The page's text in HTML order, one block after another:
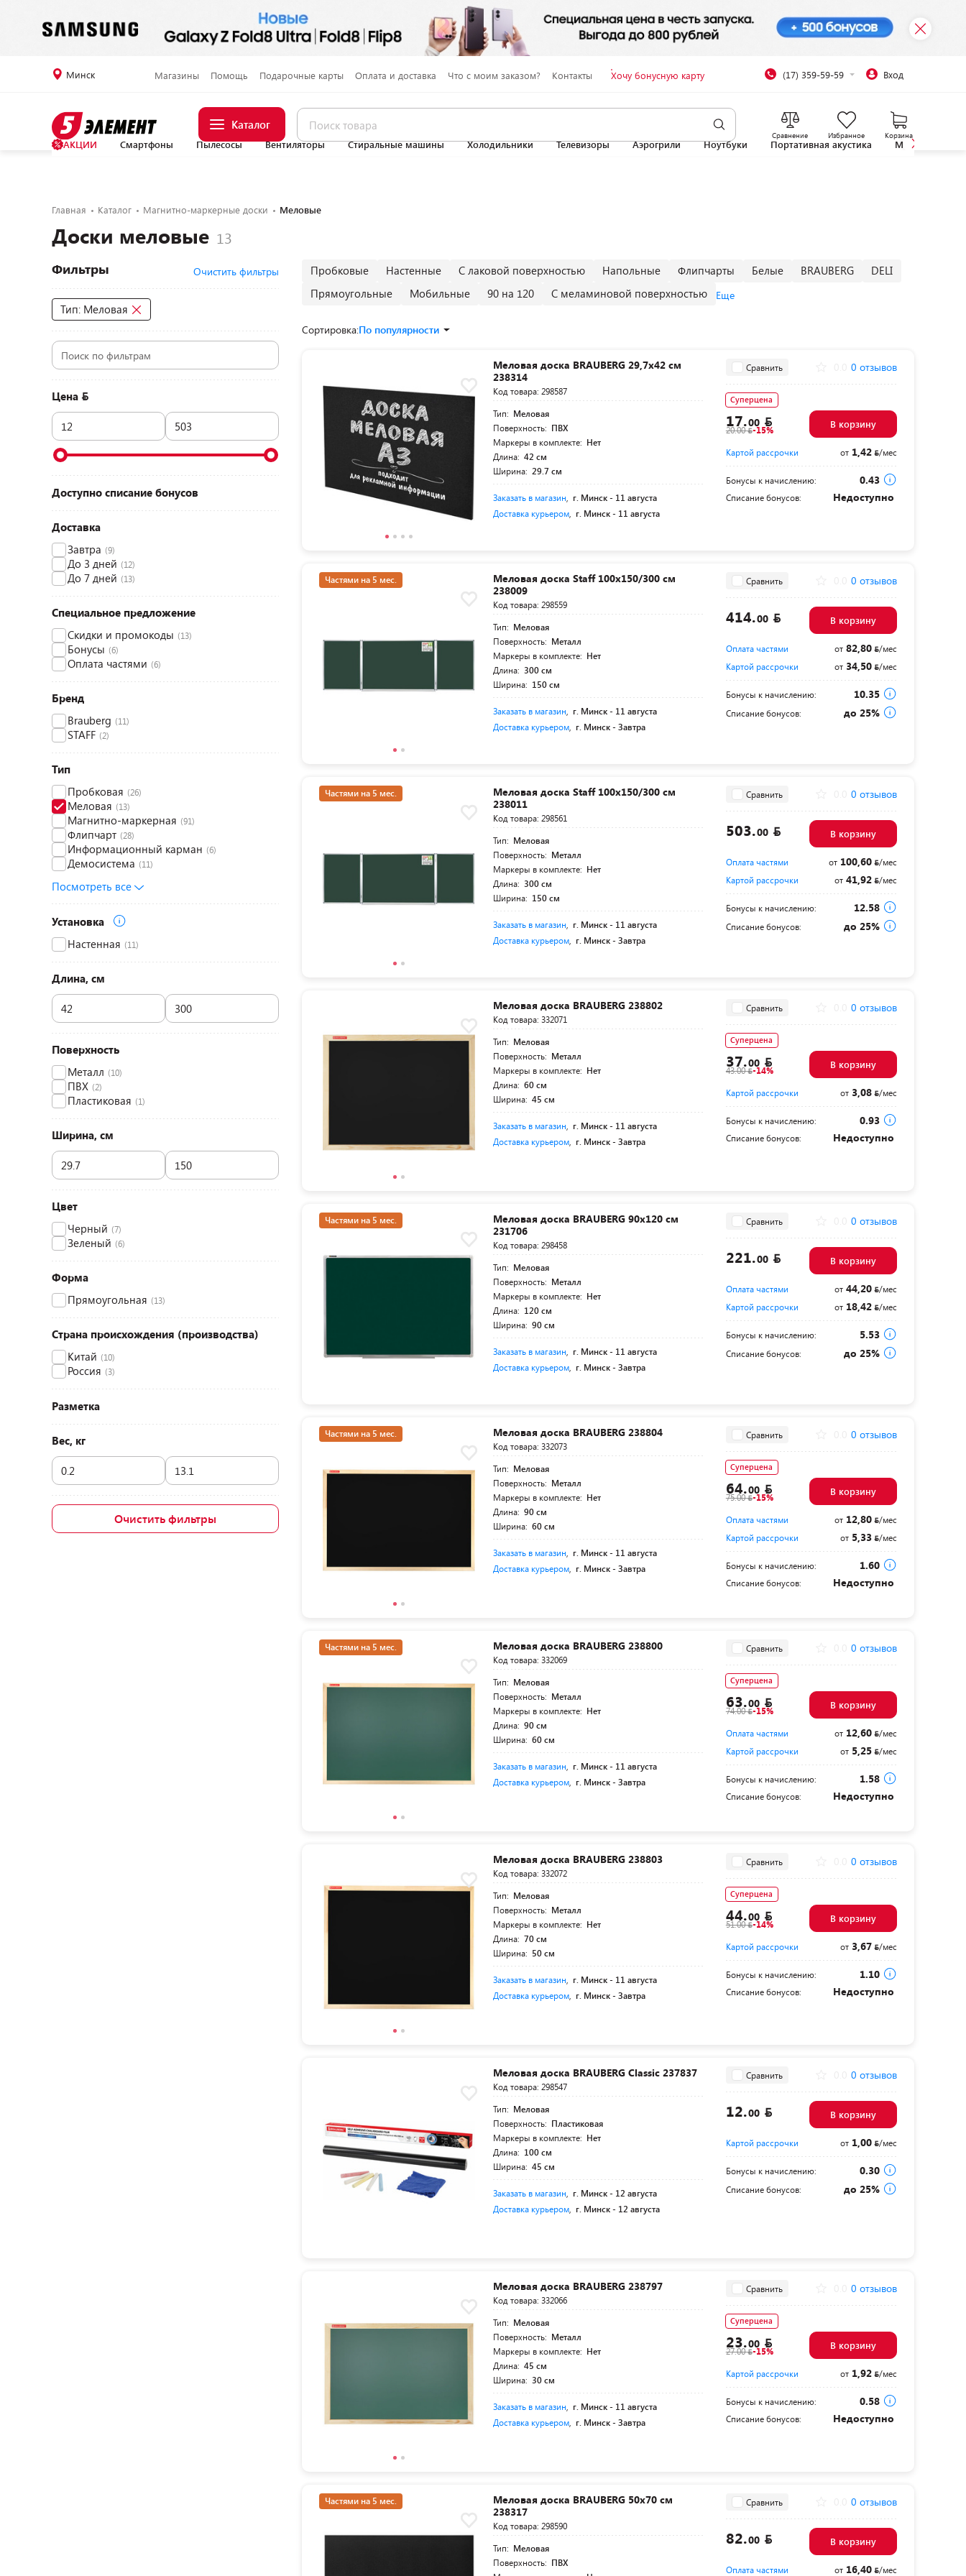
Минск Магазины Помощь Подарочные карты Оплата и доставка Что с моим заказом? Контакты Хочу бонусную карту (17) 359-59-59 Вход
Каталог
Сравнение Избранное Корзина
АКЦИИ Смартфоны Пылесосы Вентиляторы Стиральные машины Холодильники Телевизоры Аэрогрили Ноутбуки Портативная акустика
Главная Каталог Магнитно-маркерные доски Меловые
Доски меловые
Фильтры Очистить фильтры
Тип: Меловая
Цена
Доступно списание бонусов
Доставка
Завтра (9)
До 3 дней (12)
До 7 дней (13)
Специальное предложение
Скидки и промокоды (13)
Бонусы (6)
Оплата частями (6)
Бренд
Brauberg (11)
STAFF (2)
Тип
Пробковая (26)
Меловая (13)
Магнитно-маркерная (91)
Флипчарт (28)
Информационный карман (6)
Демосистема (11)
Посмотреть все
Установка
Настенная (11)
Длина, см
Поверхность
Металл (10)
ПВХ (2)
Пластиковая (1)
Ширина, см
Цвет
Черный (7)
Зеленый (6)
Форма
Прямоугольная (13)
Страна происхождения (производства)
Китай (10)
Россия (3)
Разметка
Вес, кг
Очистить фильтры
Пробковые Настенные С лаковой поверхностью Напольные Флипчарты Белые BRAUBERG
DELI
Прямоугольные
Мобильные 90 на 120 С меламиновой поверхностью Еще
Сортировка:По популярности
Меловая доска BRAUBERG 29,7х42 см
238314
Код товара: 298587
Тип: Меловая
Поверхность: ПВХ
Маркеры в комплекте: Нет
Длина: 42 см
Ширина: 29.7 см
Заказать в магазин г. Минск - 11 августа
Доставка курьером г. Минск - 11 августа
Сравнить 0 отзывов
Суперцена
17.00
20.00 -15% В корзину
Картой рассрочки от1,42 /мес
Бонусы к начислению: 0.43
Списание бонусов: Недоступно
Частями на 5 мес.
Меловая доска Staff 100х150/300 см
238009
Код товара: 298559
Тип: Меловая
Поверхность: Металл
Маркеры в комплекте: Нет
Длина: 300 см
Ширина: 150 см
Заказать в магазин г. Минск - 11 августа
Доставка курьером г. Минск -Завтра
Сравнить 0 отзывов
414.00 В корзину
Оплата частями от82,80
/мес
Картой рассрочки
от34,50 /мес
Бонусы к начислению: 10.35
Списание бонусов: до 25%
Частями на 5 мес.
Меловая доска Staff 100х150/300 см
238011
Код товара: 298561
Тип: Меловая
Поверхность: Металл
Маркеры в комплекте: Нет
Длина: 300 см
Ширина: 150 см
Заказать в магазин г. Минск - 11 августа
Доставка курьером г. Минск -Завтра
Сравнить 0 отзывов
503.00 В корзину
Оплата частями от100,60
/мес
Картой рассрочки
от41,92 /мес
Бонусы к начислению: 12.58
Списание бонусов: до 25%
Меловая доска BRAUBERG 238802
Код товара: 332071
Тип: Меловая
Поверхность: Металл
Маркеры в комплекте: Нет
Длина: 60 см
Ширина: 45 см
Заказать в магазин г. Минск - 11 августа
Доставка курьером г. Минск -Завтра
Сравнить 0 отзывов
Суперцена
37.00
43.00 -14% В корзину
Картой рассрочки от3,08 /мес
Бонусы к начислению: 0.93
Списание бонусов: Недоступно
Частями на 5 мес.
Меловая доска BRAUBERG 90х120 см
231706
Код товара: 298458
Тип: Меловая
Поверхность: Металл
Маркеры в комплекте: Нет
Длина: 120 см
Ширина: 90 см
Заказать в магазин г. Минск - 11 августа
Доставка курьером г. Минск -Завтра
Сравнить 0 отзывов
221.00 В корзину
Оплата частями от44,20
/мес
Картой рассрочки
от18,42 /мес
Бонусы к начислению: 5.53
Списание бонусов: до 25%
Частями на 5 мес. Меловая доска BRAUBERG 238804
Код товара: 332073
Тип: Меловая
Поверхность: Металл
Маркеры в комплекте: Нет
Длина: 90 см
Ширина: 60 см
Заказать в магазин г. Минск - 11 августа
Доставка курьером г. Минск -Завтра
Сравнить 0 отзывов
Суперцена
64.00
75.00 -15% В корзину
Оплата частями от12,80
/мес
Картой рассрочки
от5,33 /мес
Бонусы к начислению: 1.60
Списание бонусов: Недоступно
Частями на 5 мес. Меловая доска BRAUBERG 238800
Код товара: 332069
Тип: Меловая
Поверхность: Металл
Маркеры в комплекте: Нет
Длина: 90 см
Ширина: 60 см
Заказать в магазин г. Минск - 11 августа
Доставка курьером г. Минск -Завтра
Сравнить 0 отзывов
Суперцена
63.00
74.00 -15% В корзину
Оплата частями от12,60
/мес
Картой рассрочки
от5,25 /мес
Бонусы к начислению: 1.58
Списание бонусов: Недоступно
Меловая доска BRAUBERG 238803
Код товара: 332072
Тип: Меловая
Поверхность: Металл
Маркеры в комплекте: Нет
Длина: 70 см
Ширина: 50 см
Заказать в магазин г. Минск - 11 августа
Доставка курьером г. Минск -Завтра
Сравнить 0 отзывов
Суперцена
44.00
51.00 -14% В корзину
Картой рассрочки от3,67 /мес
Бонусы к начислению: 1.10
Списание бонусов: Недоступно
Меловая доска BRAUBERG Classic 237837
Код товара: 298547
Тип: Меловая
Поверхность: Пластиковая
Маркеры в комплекте: Нет
Длина: 100 см
Ширина: 45 см
Заказать в магазин г. Минск - 12 августа
Доставка курьером г. Минск - 12 августа
Сравнить 0 отзывов
12.00 В корзину
Картой рассрочки от1,00 /мес
Бонусы к начислению: 0.30
Списание бонусов: до 25%
Меловая доска BRAUBERG 238797
Код товара: 332066
Тип: Меловая
Поверхность: Металл
Маркеры в комплекте: Нет
Длина: 45 см
Ширина: 30 см
Заказать в магазин г. Минск - 11 августа
Доставка курьером г. Минск -Завтра
Сравнить 0 отзывов
Суперцена
23.00
27.00 -15% В корзину
Картой рассрочки от1,92 /мес
Бонусы к начислению: 0.58
Списание бонусов: Недоступно
Частями на 5 мес.
Меловая доска BRAUBERG 50х70 см
238317
Код товара: 298590
Тип: Меловая
Поверхность: ПВХ
Сравнить 0 отзывов
82.00 В корзину
Оплата частями от16,40 /мес